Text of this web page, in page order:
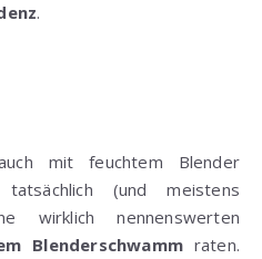
.
mit feuchtem Blender
(und meistens
wirklich nennenswerten
Blenderschwammraten.